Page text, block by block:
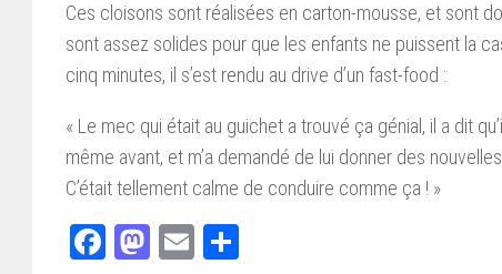
Ces cloisons sont réalisées en carton-mousse, et sont
sont assez solides pour que les enfants ne puissent la
cinq minutes, il s’est rendu au drive d’un fast-food :
« Le mec qui était au guichet a trouvé ça génial, il a dit
même avant, et m’a demandé de lui donner des
C’était tellement calme de conduire comme ça ! »
Facebook
Mastodon
Email